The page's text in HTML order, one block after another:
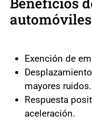
Exención de
mayores ruidos.
Respuesta
aceleración.